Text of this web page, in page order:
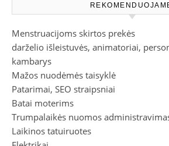
Menstruacijoms skirtos prekės
darželio išleistuvės, animatoriai,
kambarys
Mažos nuodėmės taisyklė
Patarimai, SEO straipsniai
Batai moterims
Trumpalaikės nuomos
Laikinos tatuiruotes